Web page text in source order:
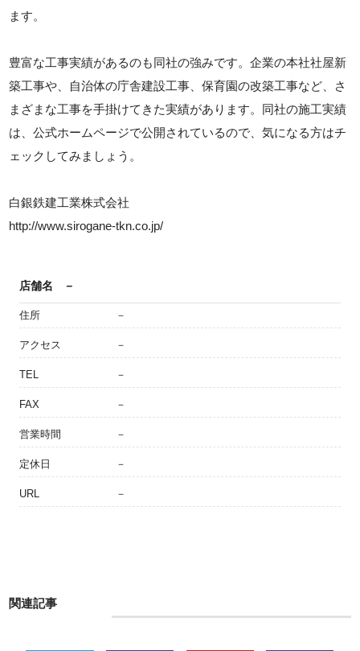
ます。
豊富な工事実績があるのも同社の強みです。企業の本社社屋新
築工事や、自治体の庁舎建設工事、保育園の改築工事など、さ
まざまな工事を手掛けてきた実績があります。同社の施工実績
は、公式ホームページで公開されているので、気になる方はチ
ェックしてみましょう。
白銀鉄建工業株式会社
http://www.sirogane-tkn.co.jp/
店舗名 －
住所 －
アクセス －
TEL －
FAX －
営業時間 －
定休日 －
URL －
関連記事